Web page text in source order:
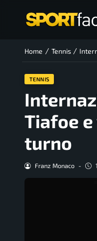
Home / Tennis /
TENNIS
Tiafoe
turno
Franz Monaco -